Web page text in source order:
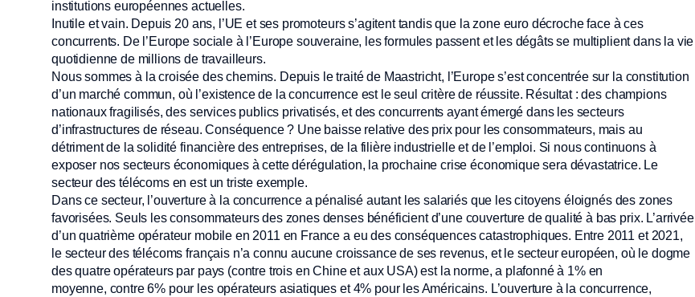
institutions européennes actuelles.
Inutile et vain. Depuis 20 ans, l’UE et ses promoteurs s’agitent tandis que la zone euro décroche face à ces
concurrents. De l’Europe sociale à l’Europe souveraine, les formules passent et les dégâts se multiplient dans la vie
quotidienne de millions de travailleurs.
Nous sommes à la croisée des chemins. Depuis le traité de Maastricht, l’Europe s’est concentrée sur la constitution
d’un marché commun, où l’existence de la concurrence est le seul critère de réussite. Résultat : des champions
nationaux fragilisés, des services publics privatisés, et des concurrents ayant émergé dans les secteurs
d’infrastructures de réseau. Conséquence ? Une baisse relative des prix pour les consommateurs, mais au
détriment de la solidité financière des entreprises, de la filière industrielle et de l’emploi. Si nous continuons à
exposer nos secteurs économiques à cette dérégulation, la prochaine crise économique sera dévastatrice. Le
secteur des télécoms en est un triste exemple.
Dans ce secteur, l’ouverture à la concurrence a pénalisé autant les salariés que les citoyens éloignés des zones
favorisées. Seuls les consommateurs des zones denses bénéficient d’une couverture de qualité à bas prix. L’arrivée
d’un quatrième opérateur mobile en 2011 en France a eu des conséquences catastrophiques. Entre 2011 et 2021,
le secteur des télécoms français n’a connu aucune croissance de ses revenus, et le secteur européen, où le dogme
des quatre opérateurs par pays (contre trois en Chine et aux USA) est la norme, a plafonné à 1% en
moyenne, contre 6% pour les opérateurs asiatiques et 4% pour les Américains. L’ouverture à la concurrence,